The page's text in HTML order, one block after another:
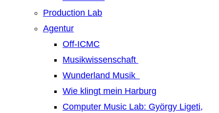
Production Lab
Agentur
Off-ICMC
Musikwissenschaft
Wunderland Musik
Wie klingt mein Harburg
Computer Music Lab: György Ligeti,